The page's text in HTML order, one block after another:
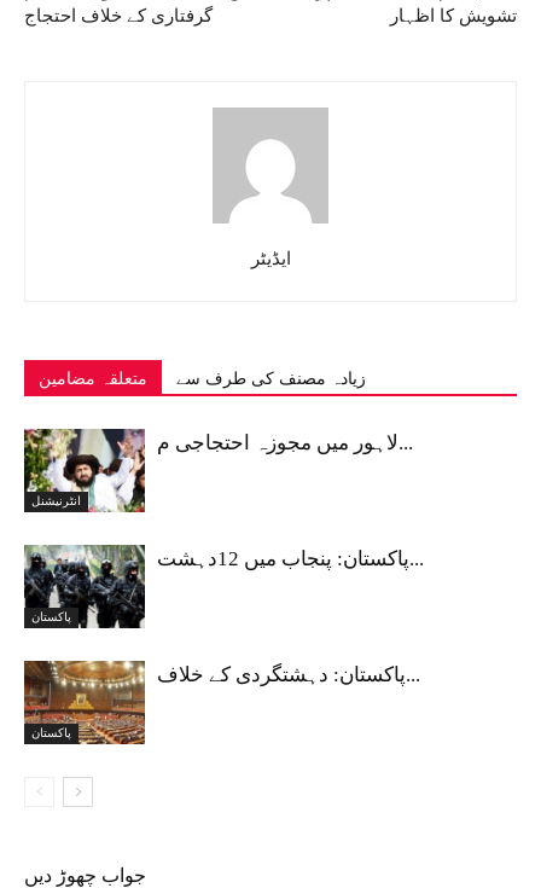
گرفتاری کے خلاف احتجاج
تشویش کا اظہار
ایڈیٹر
متعلقہ مضامین زیادہ مصنف کی طرف سے
انٹرنیشنل
لاہور میں مجوزہ احتجاجی م...
پاکستان
پاکستان: پنجاب میں 12دہشت...
پاکستان
پاکستان: دہشتگردی کے خلاف...
جواب چھوڑ دیں